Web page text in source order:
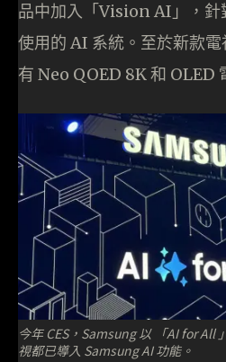
品中加入「Vision AI」，針
使用的 AI 系統。至於新款
有 Neo QOED 8K 和 OLED
今年 CES，Samsung 以 「AI for All
視都已導入 Samsung AI 功能。